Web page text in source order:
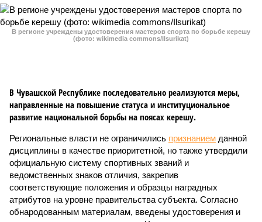
В регионе учреждены удостоверения мастеров спорта по борьбе керешу
(фото: wikimedia commons/Ilsurikat)
В Чувашской Республике последовательно реализуются меры,
направленные на повышение статуса и институциональное
развитие национальной борьбы на поясах керешу.
Региональные власти не ограничились признанием данной
дисциплины в качестве приоритетной, но также утвердили
официальную систему спортивных званий и
ведомственных знаков отличия, закрепив
соответствующие положения и образцы наградных
атрибутов на уровне правительства субъекта. Согласно
обнародованным материалам, введены удостоверения и